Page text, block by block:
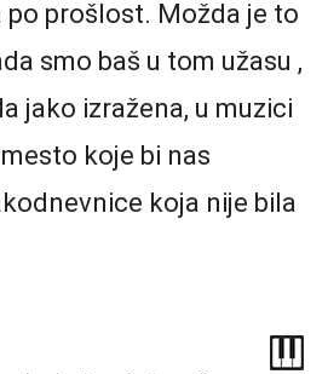
po prošlost. Možda je to
smo baš u tom užasu ,
jako izražena, u muzici
koje bi nas
koja nije bila